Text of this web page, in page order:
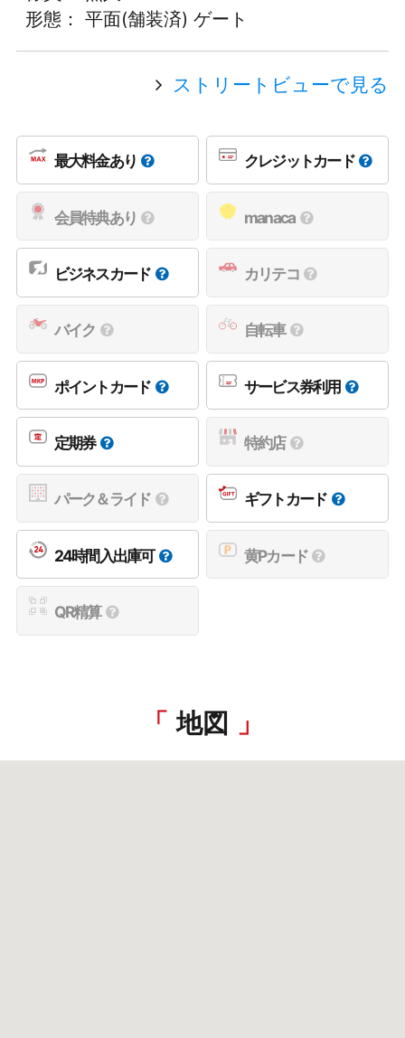
形態： 平面(舗装済) ゲート
ストリートビューで見る
最大料金あり クレジットカード
会員特典あり manaca
ビジネスカード カリテコ
バイク 自転車
ポイントカード サービス券利用
定期券 特約店
パーク＆ライド ギフトカード
24時間入出庫可 黄Pカード
QR精算
地図